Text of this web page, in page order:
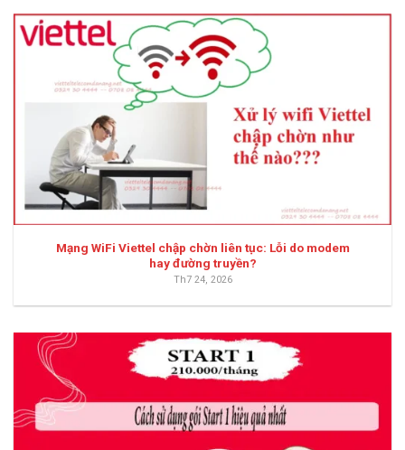
Mạng WiFi Viettel chập chờn liên tục: Lỗi do modem
hay đường truyền?
Th7 24, 2026